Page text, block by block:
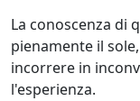
La conoscenza di
pienamente il
incorrere in
l'esperienza.